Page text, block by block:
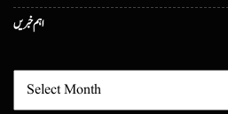
اہم خبریں